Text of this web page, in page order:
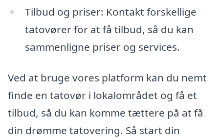
Tilbud og priser: Kontakt forskellige
tatovører for at få tilbud, så du kan
sammenligne priser og services.
Ved at bruge vores platform kan du nemt
finde en tatovør i lokalområdet og få et
tilbud, så du kan komme tættere på at få
din drømme tatovering. Så start din